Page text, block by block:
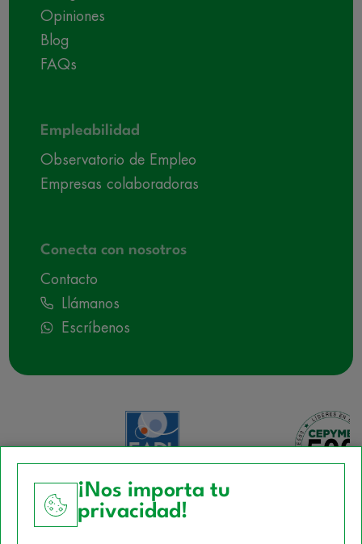
Opiniones
Blog
FAQs
Empleabilidad
Observatorio de Empleo
Empresas colaboradoras
Conecta con nosotros
Contacto
Llámanos
Escríbenos
¡Nos importa tu
privacidad!